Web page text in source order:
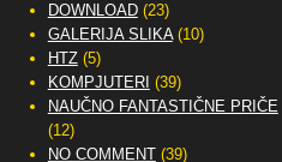
DOWNLOAD(23)
GALERIJA SLIKA(10)
HTZ(5)
KOMPJUTERI (39)
NAUČNO FANTASTIČNE PRIČE
(12)
NO COMMENT(39)